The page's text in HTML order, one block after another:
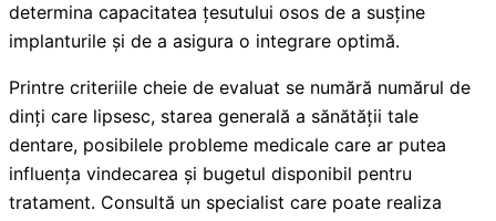
determina capacitatea țesutului osos de a susține
implanturile și de a asigura o integrare optimă.
Printre criteriile cheie de evaluat se numără numărul de
dinți care lipsesc, starea generală a sănătății tale
dentare, posibilele probleme medicale care ar putea
influența vindecarea și bugetul disponibil pentru
tratament. Consultă un specialist care poate realiza